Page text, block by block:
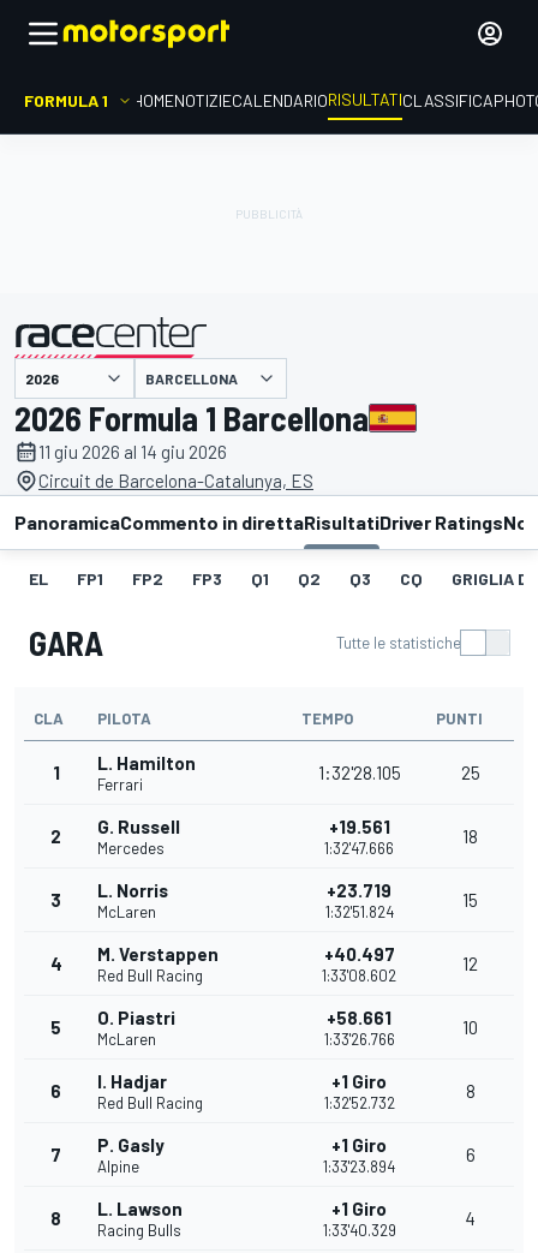
FORMULA 1 HOMENOTIZIECALENDARIORISULTATICLASSIFICA
presentato da BARCELLONA
2026 Formula 1 Barcellona
11 giu 2026 al 14 giu 2026
Circuit de Barcelona-Catalunya, ES
PanoramicaCommento in direttaRisultatiDriver Ratings
EL FP1 FP2 FP3 Q1 Q2 Q3 CQ GRIGLIA
GARA Tutte le statistiche
CLA PILOTA TEMPO PUNTI
1 L. Hamilton
Ferrari
1:32'28.105 25
2 G. Russell
Mercedes
+19.561
1:32'47.666
18
3 L. Norris
McLaren
+23.719
1:32'51.824
15
4 M. Verstappen
Red Bull Racing
+40.497
1:33'08.602
12
5 O. Piastri
McLaren
+58.661
1:33'26.766
10
6 I. Hadjar
Red Bull Racing
+1 Giro
1:32'52.732
8
7 P. Gasly
Alpine
+1 Giro
1:33'23.894
6
8 L. Lawson
Racing Bulls
+1 Giro
1:33'40.329
4